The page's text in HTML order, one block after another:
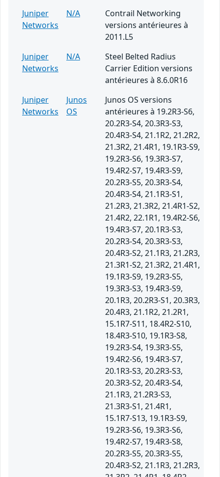
Juniper
Networks
N/A
Contrail Networking
versions antérieures à
2011.L5
Juniper
Networks
N/A
Steel Belted Radius
Carrier Edition versions
antérieures à 8.6.0R16
Juniper
Networks
Junos
OS
Junos OS versions
antérieures à 19.2R3-S6,
20.2R3-S4, 20.3R3-S3,
20.4R3-S4, 21.1R2, 21.2R2,
21.3R2, 21.4R1, 19.1R3-S9,
19.2R3-S6, 19.3R3-S7,
19.4R2-S7, 19.4R3-S9,
20.2R3-S5, 20.3R3-S4,
20.4R3-S4, 21.1R3-S1,
21.2R3, 21.3R2, 21.4R1-S2,
21.4R2, 22.1R1, 19.4R2-S6,
19.4R3-S7, 20.1R3-S3,
20.2R3-S4, 20.3R3-S3,
20.4R3-S2, 21.1R3, 21.2R3,
21.3R1-S2, 21.3R2, 21.4R1,
19.1R3-S9, 19.2R3-S5,
19.3R3-S3, 19.4R3-S9,
20.1R3, 20.2R3-S1, 20.3R3,
20.4R3, 21.1R2, 21.2R1,
15.1R7-S11, 18.4R2-S10,
18.4R3-S10, 19.1R3-S8,
19.2R3-S4, 19.3R3-S5,
19.4R2-S6, 19.4R3-S7,
20.1R3-S3, 20.2R3-S3,
20.3R3-S2, 20.4R3-S4,
21.1R3, 21.2R3-S3,
21.3R3-S1, 21.4R1,
15.1R7-S13, 19.1R3-S9,
19.2R3-S6, 19.3R3-S6,
19.4R2-S7, 19.4R3-S8,
20.2R3-S5, 20.3R3-S5,
20.4R3-S2, 21.1R3, 21.2R3,